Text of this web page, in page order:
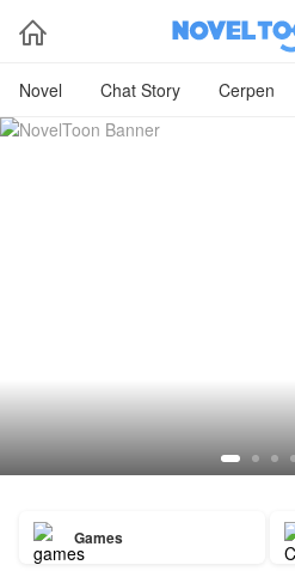

Novel Chat Story Cerpen
Games